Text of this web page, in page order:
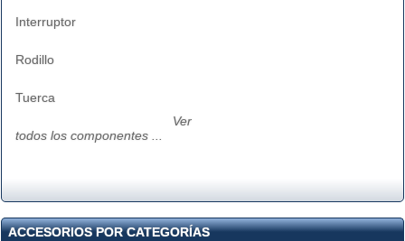
Interruptor
Rodillo
Tuerca
Ver
todos los componentes ...
ACCESORIOS POR CATEGORÍAS